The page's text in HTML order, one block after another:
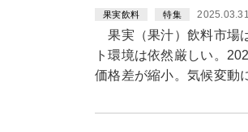
果実飲料 特集 2025.03.31
果実（果汁）飲料市場
ト環境は依然厳しい。
価格差が縮小。気候変動